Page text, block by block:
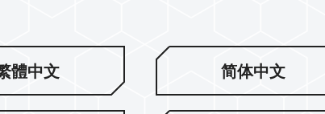
잠금식 호스트 설루션
택 제공
體中文 简体中文